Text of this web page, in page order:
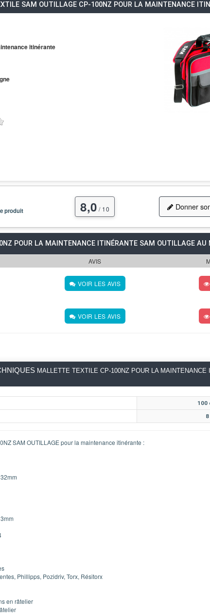
SAM OUTILLAGE CP-100NZ POUR LA MAINTENANCE
itinérante
produit 8,0 / 10 Donner
POUR LA MAINTENANCE ITINÉRANTE SAM OUTILLAGE AU
AVIS
VOIR LES AVIS
VOIR LES AVIS
MALLETTE TEXTILE CP-100NZ POUR LA MAINTENANCE
100
SAM OUTILLAGE pour la maintenance itinérante :
Phillipps, Pozidriv, Torx, Résitorx
en râtelier